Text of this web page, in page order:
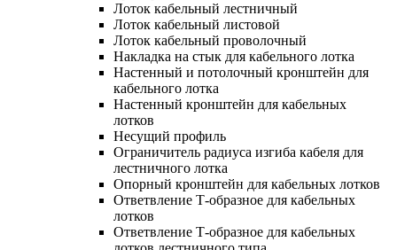
Лоток кабельный лестничный
Лоток кабельный листовой
Лоток кабельный проволочный
Накладка на стык для кабельного лотка
Настенный и потолочный кронштейн для
кабельного лотка
Настенный кронштейн для кабельных
лотков
Несущий профиль
Ограничитель радиуса изгиба кабеля для
лестничного лотка
Опорный кронштейн для кабельных лотков
Ответвление Т-образное для кабельных
лотков
Ответвление Т-образное для кабельных